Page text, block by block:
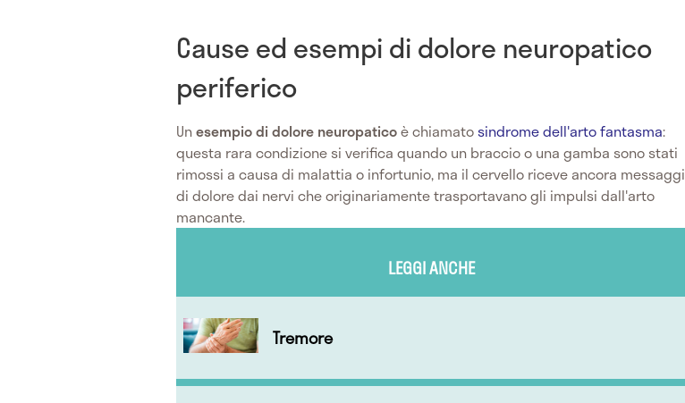
Cause ed esempi di dolore neuropatico
periferico
Unesempio di dolore neuropaticoè chiamatosindrome dell'arto fantasma:
questa rara condizione si verifica quando un braccio o una gamba sono stati
rimossi a causa di malattia o infortunio, ma il cervello riceve ancora messaggi
di dolore dai nervi che originariamente trasportavano gli impulsi dall'arto
mancante.
LEGGI ANCHE
Tremore